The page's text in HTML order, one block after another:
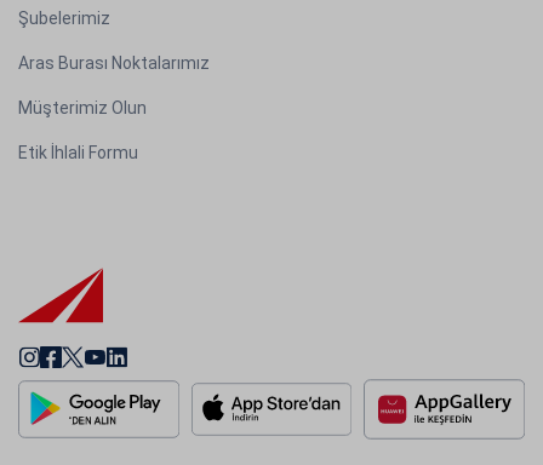
Şubelerimiz
Aras Burası Noktalarımız
Müşterimiz Olun
Etik İhlali Formu